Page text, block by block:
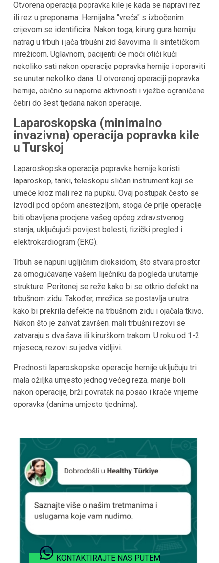
Otvorena operacija popravka kile je kada se napravi rez
ili rez u preponama. Hernijalna "vreća" s izbočenim
crijevom se identificira. Nakon toga, kirurg gura herniju
natrag u trbuh i jača trbušni zid šavovima ili sintetičkom
mrežicom. Uglavnom, pacijenti će moći otići kući
nekoliko sati nakon operacije popravka hernije i oporaviti
se unutar nekoliko dana. U otvorenoj operaciji popravka
hernije, obično su naporne aktivnosti i vježbe ograničene
četiri do šest tjedana nakon operacije.
Laparoskopska (minimalno
invazivna) operacija popravka kile
u Turskoj
Laparoskopska operacija popravka hernije koristi
laparoskop, tanki, teleskopu sličan instrument koji se
umeće kroz mali rez na pupku. Ovaj postupak često se
izvodi pod općom anestezijom, stoga će prije operacije
biti obavljena procjena vašeg općeg zdravstvenog
stanja, uključujući povijest bolesti, fizički pregled i
elektrokardiogram (EKG).
Trbuh se napuni ugljičnim dioksidom, što stvara prostor
za omogućavanje vašem liječniku da pogleda unutarnje
strukture. Peritonej se reže kako bi se otkrio defekt na
trbušnom zidu. Također, mrežica se postavlja unutra
kako bi prekrila defekte na trbušnom zidu i ojačala tkivo.
Nakon što je zahvat završen, mali trbušni rezovi se
zatvaraju s dva šava ili kirurškom trakom. U roku od 1-2
mjeseca, rezovi su jedva vidljivi.
Prednosti laparoskopske operacije hernije uključuju tri
mala ožiljka umjesto jednog većeg reza, manje boli
nakon operacije, brži povratak na posao i kraće vrijeme
oporavka (danima umjesto tjednima).
KONTAKTIRAJTE NAS PUTEM